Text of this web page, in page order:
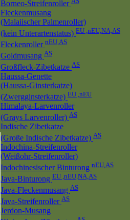
Borneo-Streifenroller
Fleckenmusang
(Malaiischer Palmenroller)
(kein Unterartenstatus) EU ,nEU,NA,AS
Fleckenroller nEU,AS
Goldmusang AS
Großfleck-Zibetkatze AS
Haussa-Genette
(Haussa-Ginsterkatze)
(Zwergginsterkatze) EU ,nEU
Himalaya-Larvenroller
(Grays Larvenroller) AS
Indische Zibetkatze
(Große Indische Zibetkatze) AS
Indochina-Streifenroller
(Weißohr-Streifenroller)
Indochinesischer Binturong nEU,AS
Java-Binturong EU ,nEU,NA,AS
Java-Fleckenmusang AS
Java-Streifenroller AS
Jerdon-Musang